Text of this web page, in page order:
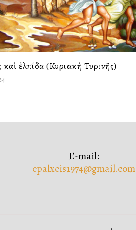
ἐλπίδα (Κυριακὴ Τυρινῆς)
E-mail:
epalxeis1974@gmail.com